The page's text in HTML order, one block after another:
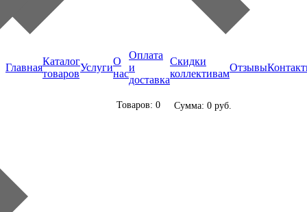
Главная
Каталог
товаров
Услуги
О
нас
Оплата
и
доставка
Скидки
коллективам
Отзывы
Товаров: 0 Сумма: 0 руб.